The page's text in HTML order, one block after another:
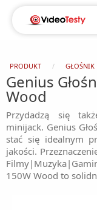
PRODUKT GŁOŚNIK
Genius
Wood
Przydadzą się
minijack. Genius
stać się idealnym
jakości.
150W Wood to